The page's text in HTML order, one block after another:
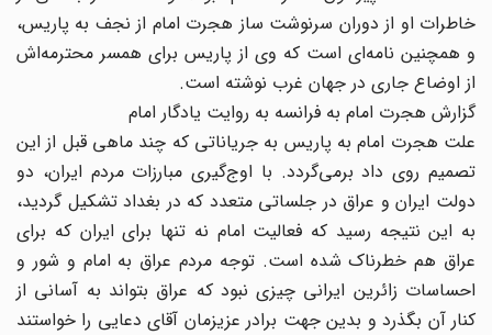
خاطرات او از دوران سرنوشت ساز هجرت امام از نجف به پاریس،
و همچنین نامه‌ای است که وی از پاریس برای همسر محترمه‌اش
از اوضاع جاری در جهان غرب نوشته است.
گزارش هجرت امام به فرانسه به روایت یادگار امام
علت هجرت امام به پاریس به جریاناتی که چند ماهی قبل از این
تصمیم روی داد برمی‌گردد. با اوج‌گیری مبارزات مردم ایران، دو
دولت ایران و عراق در جلساتی متعدد که در بغداد تشکیل گردید،
به این نتیجه رسید که فعالیت امام نه تنها برای ایران که برای
عراق هم خطرناک شده است. توجه مردم عراق به امام و شور و
احساسات زائرین ایرانی چیزی نبود که عراق بتواند به آسانی از
کنار آن بگذرد و بدین جهت برادر عزیزمان آقای دعایی را خواستند